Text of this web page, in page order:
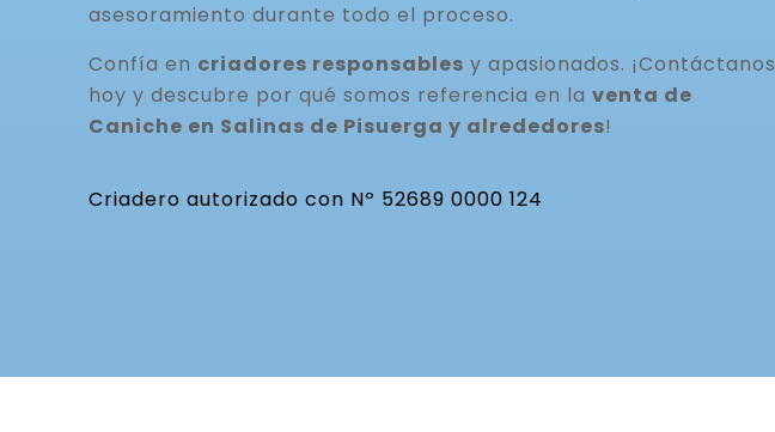
asesoramiento durante todo el proceso.
Confía en criadores responsables y apasionados. ¡Contáctanos
hoy y descubre por qué somos referencia en la venta de
Caniche en Salinas de Pisuerga y alrededores!
Criadero autorizado con Nº 52689 0000 124